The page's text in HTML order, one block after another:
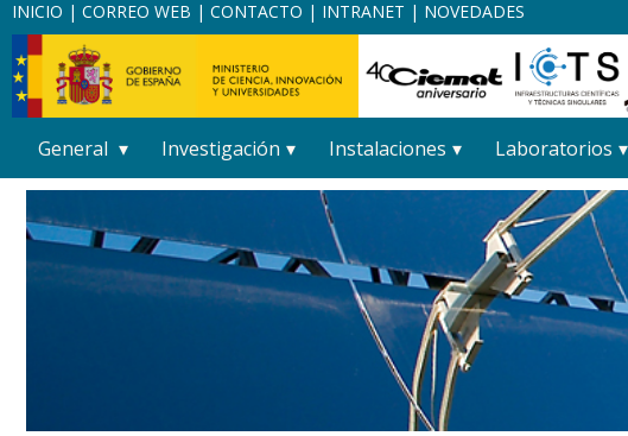
INICIO | CORREO WEB | CONTACTO | INTRANET | NOVEDADES
General Investigación Instalaciones Laboratorios